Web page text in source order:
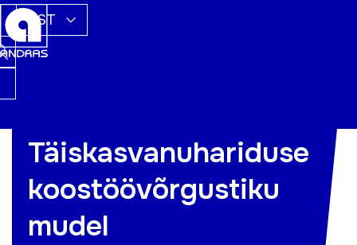
EST
Täiskasvanuhariduse
koostöövõrgustiku
mudel
Mudel avaneb joonisele klikates.